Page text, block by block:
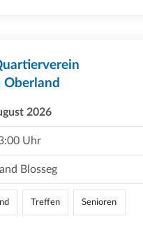
Oberland
2026
Uhr
Blosseg
Treffen Senioren